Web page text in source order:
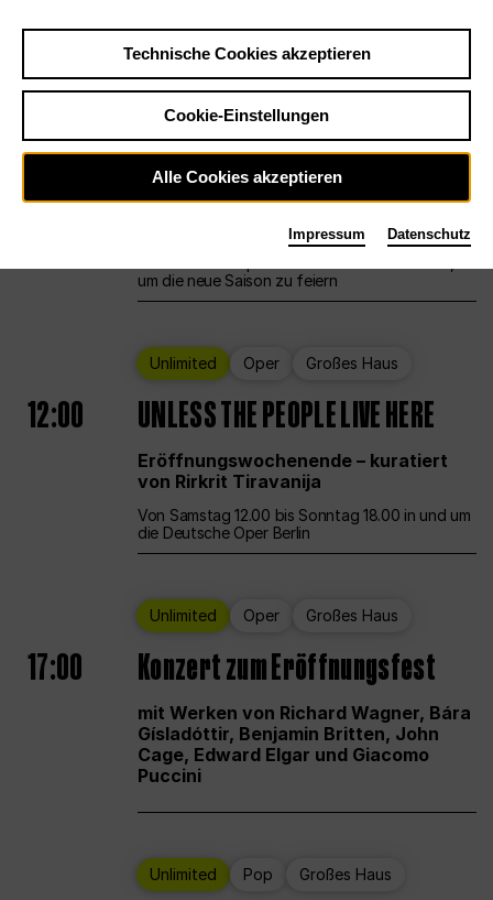
Sa29.8.
Großes Haus
12:00 Eröffnungswochenende
um die neue Saison zu feiern
Unlimited Oper Großes Haus
12:00 UNLESS THE PEOPLE LIVE HERE
Eröffnungswochenende – kuratiert
von Rirkrit Tiravanija
Von Samstag 12.00 bis Sonntag 18.00 in und um
die Deutsche Oper Berlin
Unlimited Oper Großes Haus
17:00 Konzert zum Eröffnungsfest
mit Werken von Richard Wagner, Bára
Gísladóttir, Benjamin Britten, John
Cage, Edward Elgar und Giacomo
Puccini
Unlimited Pop Großes Haus
Technische Cookies akzeptieren
Cookie-Einstellungen
Alle Cookies akzeptieren
Impressum Datenschutz